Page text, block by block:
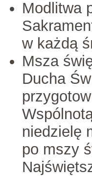
Modlitwa
w każdą
Msza
Ducha
niedzielę
po mszy